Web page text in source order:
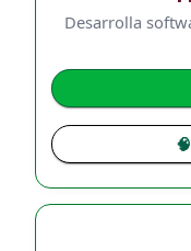
Desarrolla